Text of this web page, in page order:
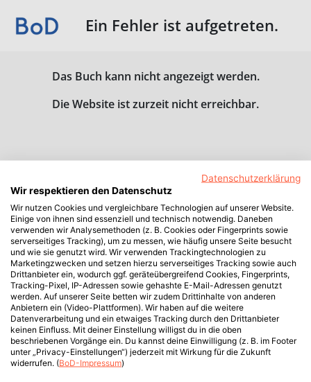
Ein Fehler ist aufgetreten.
Das Buch kann nicht angezeigt werden.
Die Website ist zurzeit nicht erreichbar.
Datenschutzerklärung
Wir respektieren den Datenschutz
Wir nutzen Cookies und vergleichbare Technologien auf unserer Website.
Einige von ihnen sind essenziell und technisch notwendig. Daneben
verwenden wir Analysemethoden (z. B. Cookies oder Fingerprints sowie
serverseitiges Tracking), um zu messen, wie häufig unsere Seite besucht
und wie sie genutzt wird. Wir verwenden Trackingtechnologien zu
Marketingzwecken und setzen hierzu serverseitiges Tracking sowie auch
Drittanbieter ein, wodurch ggf. geräteübergreifend Cookies, Fingerprints,
Tracking-Pixel, IP-Adressen sowie gehashte E-Mail-Adressen genutzt
werden. Auf unserer Seite betten wir zudem Drittinhalte von anderen
Anbietern ein (Video-Plattformen). Wir haben auf die weitere
Datenverarbeitung und ein etwaiges Tracking durch den Drittanbieter
keinen Einfluss. Mit deiner Einstellung willigst du in die oben
beschriebenen Vorgänge ein. Du kannst deine Einwilligung (z. B. im Footer
unter „Privacy-Einstellungen“) jederzeit mit Wirkung für die Zukunft
widerrufen. (BoD-Impressum)